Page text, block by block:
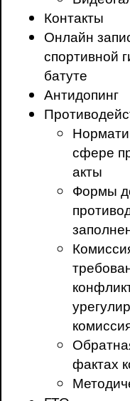
Контакты
Онлайн
спортивной
батуте
Антидопинг
сфере
акты
Формы
фактах